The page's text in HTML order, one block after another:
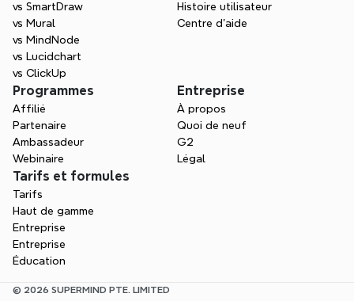
vs SmartDraw
vs Mural
vs MindNode
vs Lucidchart
vs ClickUp
Histoire utilisateur
Centre d'aide
Programmes
Affilié
Partenaire
Ambassadeur
Webinaire
Entreprise
À propos
Quoi de neuf
G2
Légal
Tarifs et formules
Tarifs
Haut de gamme
Entreprise
Entreprise
Éducation
© 2026 SUPERMIND PTE. LIMITED